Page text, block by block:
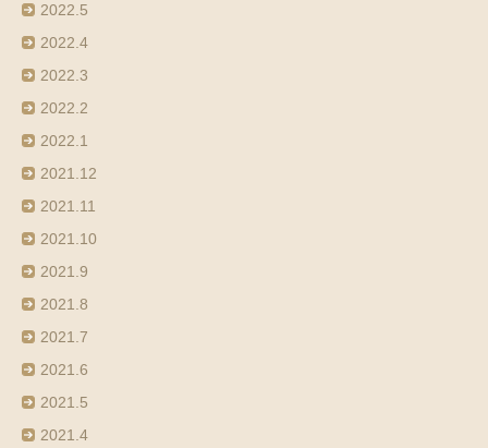
2022.5
2022.4
2022.3
2022.2
2022.1
2021.12
2021.11
2021.10
2021.9
2021.8
2021.7
2021.6
2021.5
2021.4